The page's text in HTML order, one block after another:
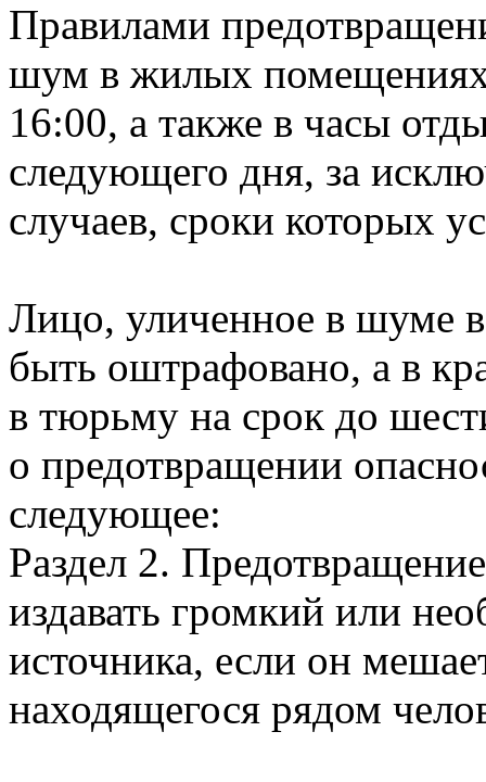
Правилами
шум в жилых помещениях
16:00, а также в часы
следующего дня, за
случаев, сроки которых
Лицо, уличенное в шуме
быть оштрафовано, а в
в тюрьму на срок до
о предотвращении
следующее:
Раздел 2.
издавать громкий или
источника, если он
находящегося рядом